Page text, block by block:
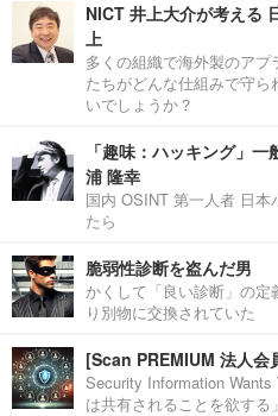
NICT 井上大介が考える
上
多くの組織で海外製のア
たちがどんな仕組みで守
いでしょうか？
「趣味：ハッキング」
浦 隆幸
国内 OSINT 第一人者 日本
たら
脆弱性診断を盗んだ男
かくして「良い診断」の
り別物に交換されていた
[Scan PREMIUM 法人会
Security Information
は共有されることを欲する」